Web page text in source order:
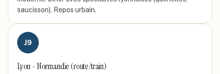
saucisson). Repos urbain.
J9
Lyon - Normandie (route/train)